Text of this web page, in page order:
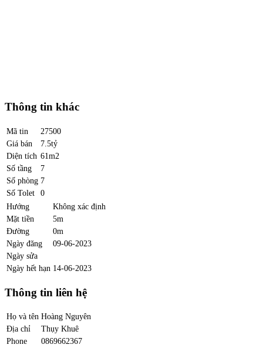
Thông tin khác
Mã tin
27500
Giá bán
7.5tỷ
Diện tích 61m2
Số tầng
7
Số phòng 7
Số Tolet
0
Hướng
Không xác định
Mặt tiền
5m
Đường
0m
Ngày đăng
09-06-2023
Ngày sửa
Ngày hết hạn 14-06-2023
Thông tin liên hệ
Họ và tên Hoàng Nguyên
Địa chỉ
Thụy Khuê
Phone
0869662367